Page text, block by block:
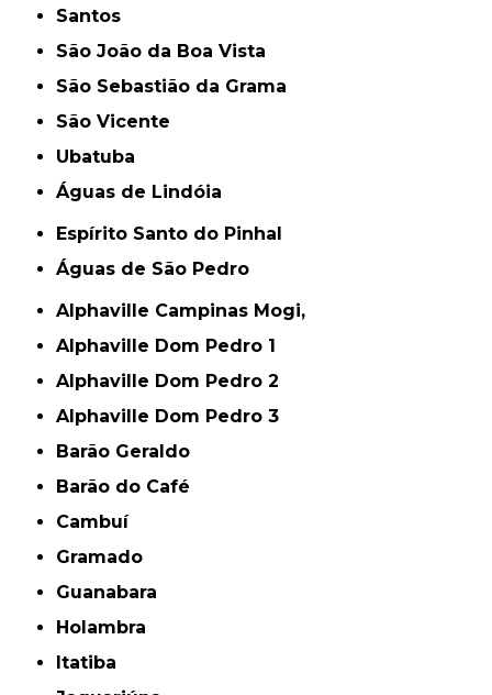
Santos
São João da Boa Vista
São Sebastião da Grama
São Vicente
Ubatuba
Águas de Lindóia
Espírito Santo do Pinhal
Águas de São Pedro
Alphaville Campinas Mogi,
Alphaville Dom Pedro 1
Alphaville Dom Pedro 2
Alphaville Dom Pedro 3
Barão Geraldo
Barão do Café
Cambuí
Gramado
Guanabara
Holambra
Itatiba